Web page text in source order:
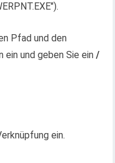
Pfad und den
ein und geben Sie ein/
ein.